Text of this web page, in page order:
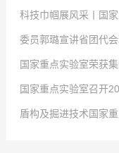
点击次数: 0
2022 -04 -02
4月2日，中国中铁股份有
型示范引领作用，激发全
委员郭璐宣讲省团代
点击次数: 0
2022 -01 -29
-大会现场- 共青团河南省
国家重点实验室荣获
点击次数: 0
2022 -01 -29
国家重点实验室召开
点击次数: 0